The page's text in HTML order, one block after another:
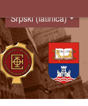
Language
Srpski (latinica)